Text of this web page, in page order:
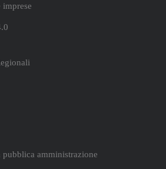
imprese
pubblica amministrazione